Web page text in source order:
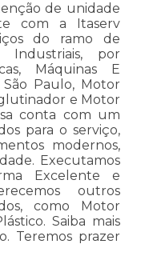
de unidade
com a Itaserv
do ramo de
Industriais, por
Máquinas E
Paulo, Motor
e Motor
conta com um
para o serviço,
modernos,
Executamos
Excelente e
outros
como Motor
Saiba mais
Teremos prazer